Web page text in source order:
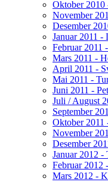
Oktober
November
Desember
Januar 2011 -
Februar 2011
Mars 2011 -
April 2011 -
Mai 2011 -
Juni 2011 -
Juli / August
September
Oktober 2011
November
Desember
Januar 2012 -
Februar 2012
Mars 2012 -